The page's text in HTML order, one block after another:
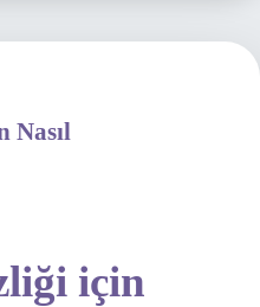
Nasıl
için